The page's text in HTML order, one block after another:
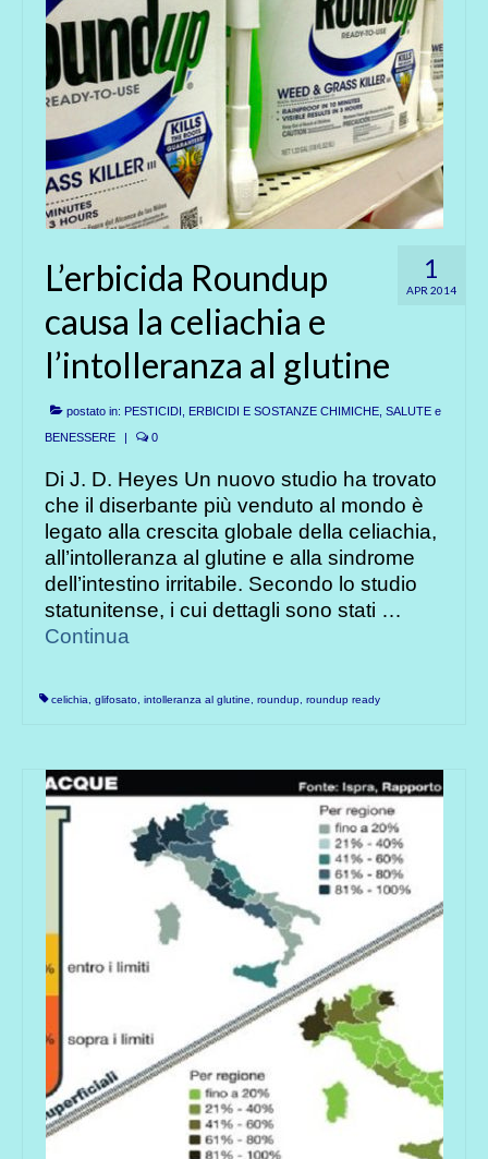
1
APR 2014
L’erbicida Roundup
causa la celiachia e
l’intolleranza al glutine
postato in: PESTICIDI, ERBICIDI E SOSTANZE CHIMICHE SALUTE e
BENESSERE
| 0
Di J. D. Heyes Un nuovo studio ha trovato
che il diserbante più venduto al mondo è
legato alla crescita globale della celiachia,
all’intolleranza al glutine e alla sindrome
dell’intestino irritabile. Secondo lo studio
statunitense, i cui dettagli sono stati …
Continua
celichia glifosato intolleranza al glutine roundup roundup ready